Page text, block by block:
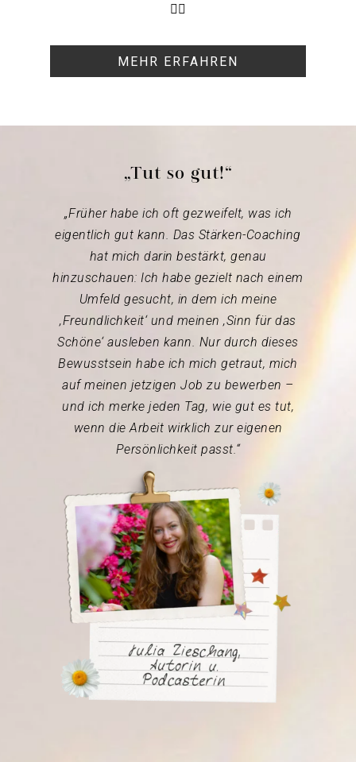
❤️‍🔥
MEHR ERFAHREN
„Tut so gut!“
„Früher habe ich oft gezweifelt, was ich
eigentlich gut kann. Das Stärken-Coaching
hat mich darin bestärkt, genau
hinzuschauen: Ich habe gezielt nach einem
Umfeld gesucht, in dem ich meine
‚Freundlichkeit‘ und meinen ‚Sinn für das
Schöne‘ ausleben kann. Nur durch dieses
Bewusstsein habe ich mich getraut, mich
auf meinen jetzigen Job zu bewerben –
und ich merke jeden Tag, wie gut es tut,
wenn die Arbeit wirklich zur eigenen
Persönlichkeit passt.“